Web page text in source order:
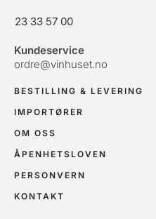
23 33 57 00
Kundeservice
ordre@vinhuset.no
BESTILLING & LEVERING
IMPORTØRER
OM OSS
ÅPENHETSLOVEN
PERSONVERN
KONTAKT